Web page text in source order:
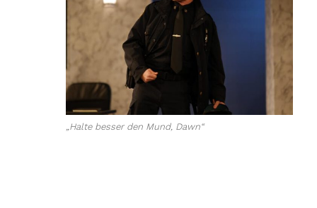
„Halte besser den Mund, Dawn“